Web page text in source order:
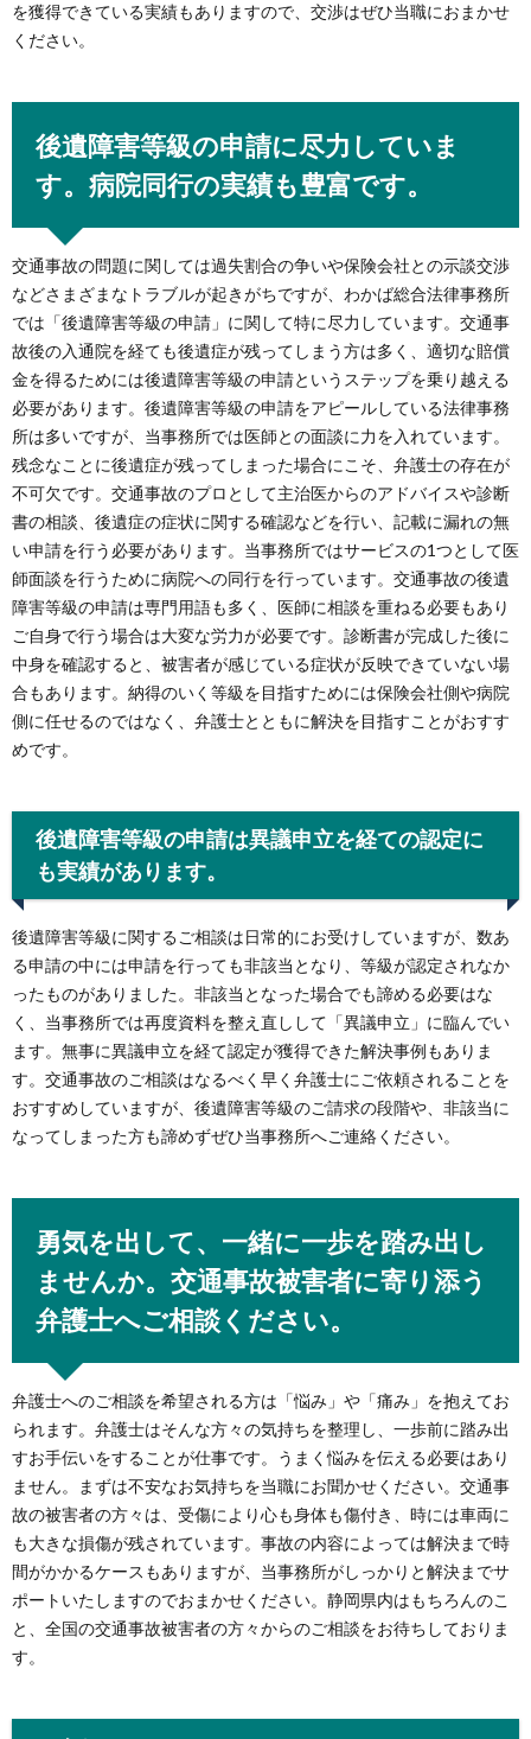
を獲得できている実績もありますので、交渉はぜひ当職におまかせ
ください。
後遺障害等級の申請に尽力していま
す。病院同行の実績も豊富です。
交通事故の問題に関しては過失割合の争いや保険会社との示談交渉
などさまざまなトラブルが起きがちですが、わかば総合法律事務所
では「後遺障害等級の申請」に関して特に尽力しています。交通事
故後の入通院を経ても後遺症が残ってしまう方は多く、適切な賠償
金を得るためには後遺障害等級の申請というステップを乗り越える
必要があります。後遺障害等級の申請をアピールしている法律事務
所は多いですが、当事務所では医師との面談に力を入れています。
残念なことに後遺症が残ってしまった場合にこそ、弁護士の存在が
不可欠です。交通事故のプロとして主治医からのアドバイスや診断
書の相談、後遺症の症状に関する確認などを行い、記載に漏れの無
い申請を行う必要があります。当事務所ではサービスの1つとして医
師面談を行うために病院への同行を行っています。交通事故の後遺
障害等級の申請は専門用語も多く、医師に相談を重ねる必要もあり
ご自身で行う場合は大変な労力が必要です。診断書が完成した後に
中身を確認すると、被害者が感じている症状が反映できていない場
合もあります。納得のいく等級を目指すためには保険会社側や病院
側に任せるのではなく、弁護士とともに解決を目指すことがおすす
めです。
後遺障害等級の申請は異議申立を経ての認定に
も実績があります。
後遺障害等級に関するご相談は日常的にお受けしていますが、数あ
る申請の中には申請を行っても非該当となり、等級が認定されなか
ったものがありました。非該当となった場合でも諦める必要はな
く、当事務所では再度資料を整え直しして「異議申立」に臨んでい
ます。無事に異議申立を経て認定が獲得できた解決事例もありま
す。交通事故のご相談はなるべく早く弁護士にご依頼されることを
おすすめしていますが、後遺障害等級のご請求の段階や、非該当に
なってしまった方も諦めずぜひ当事務所へご連絡ください。
勇気を出して、一緒に一歩を踏み出し
ませんか。交通事故被害者に寄り添う
弁護士へご相談ください。
弁護士へのご相談を希望される方は「悩み」や「痛み」を抱えてお
られます。弁護士はそんな方々の気持ちを整理し、一歩前に踏み出
すお手伝いをすることが仕事です。うまく悩みを伝える必要はあり
ません。まずは不安なお気持ちを当職にお聞かせください。交通事
故の被害者の方々は、受傷により心も身体も傷付き、時には車両に
も大きな損傷が残されています。事故の内容によっては解決まで時
間がかかるケースもありますが、当事務所がしっかりと解決までサ
ポートいたしますのでおまかせください。静岡県内はもちろんのこ
と、全国の交通事故被害者の方々からのご相談をお待ちしておりま
す。